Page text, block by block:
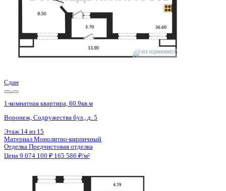
3 кв 2026
1-комнатная квартира, 59.17кв.м
Воронеж, Кривошеина ул., д. 13/14
Этаж 9 из 25
Цена 9 075 309 ₽ 159 861 ₽/м²